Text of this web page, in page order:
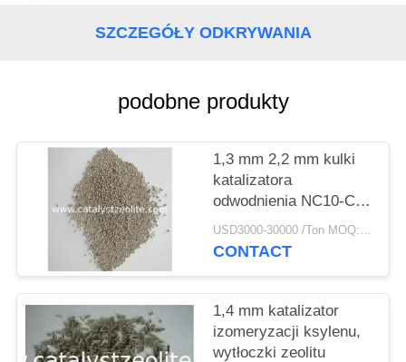
SITEMAPSZCZEGÓŁY ODKRYWANIA
podobne produkty
1,3 mm 2,2 mm kulki
katalizatora
odwodnienia NC10-C14
alkanu na alken
USD3000-30000 /Ton MOQ:1 KG
CONTACT
1,4 mm katalizator
izomeryzacji ksylenu,
wytłoczki zeolitu